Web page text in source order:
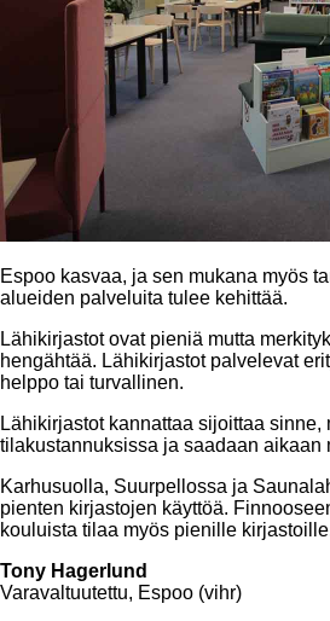
Espoo kasvaa, ja sen mukana myös
alueiden palveluita tulee kehittää.
Lähikirjastot ovat pieniä mutta
hengähtää. Lähikirjastot palvelevat
helppo tai turvallinen.
Lähikirjastot kannattaa sijoittaa
tilakustannuksissa ja saadaan aikaan
Karhusuolla, Suurpellossa ja
pienten kirjastojen käyttöä.
kouluista tilaa myös pienille
Tony Hagerlund
Varavaltuutettu, Espoo (vihr)